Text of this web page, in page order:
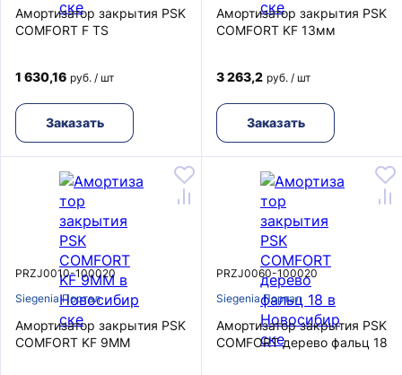
Амортизатор закрытия PSK
COMFORT F TS
1 630,16 руб. / шт
Заказать
Амортизатор закрытия PSK
COMFORT KF 13мм
3 263,2 руб. / шт
Заказать
PRZJ0010-100020
Siegenia Портал
Амортизатор закрытия PSK
COMFORT KF 9MM
PRZJ0060-100020
Siegenia Портал
Амортизатор закрытия PSK
COMFORT дерево фальц 18